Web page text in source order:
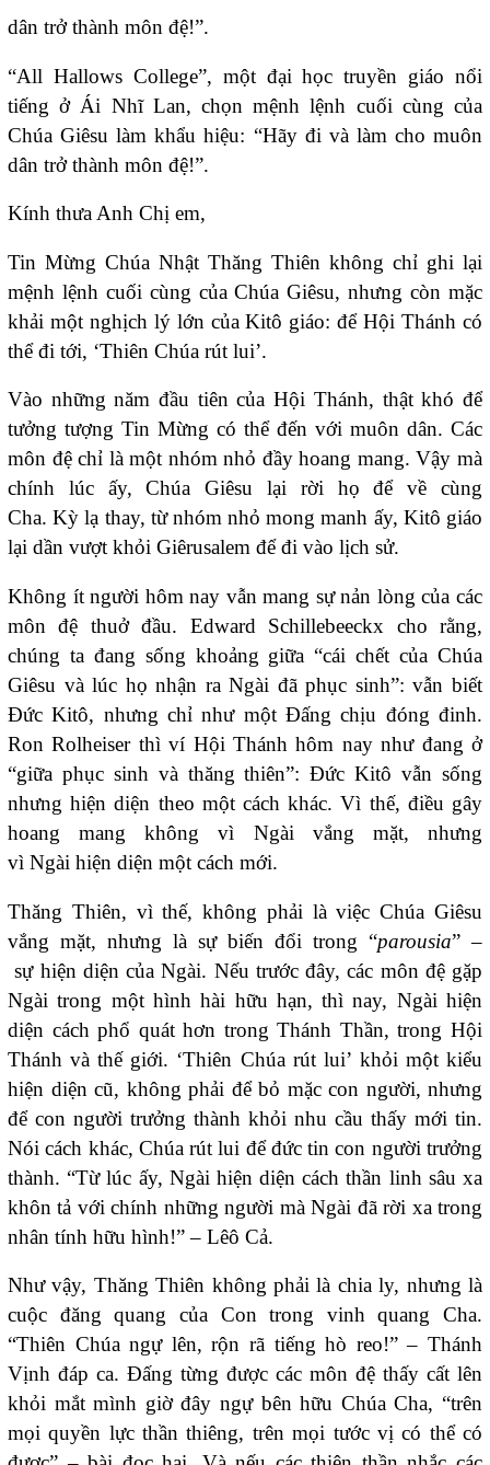
dân trở thành môn đệ!”.
“All Hallows College”, một đại học truyền giáo nổi
tiếng ở Ái Nhĩ Lan, chọn mệnh lệnh cuối cùng của
Chúa Giêsu làm khẩu hiệu: “Hãy đi và làm cho muôn
dân trở thành môn đệ!”.
Kính thưa Anh Chị em,
Tin Mừng Chúa Nhật Thăng Thiên không chỉ ghi lại
mệnh lệnh cuối cùng của Chúa Giêsu, nhưng còn mặc
khải một nghịch lý lớn của Kitô giáo: để Hội Thánh có
thể đi tới, ‘Thiên Chúa rút lui’.
Vào những năm đầu tiên của Hội Thánh, thật khó để
tưởng tượng Tin Mừng có thể đến với muôn dân. Các
môn đệ chỉ là một nhóm nhỏ đầy hoang mang. Vậy mà
chính lúc ấy, Chúa Giêsu lại rời họ để về cùng
Cha. Kỳ lạ thay, từ nhóm nhỏ mong manh ấy, Kitô giáo
lại dần vượt khỏi Giêrusalem để đi vào lịch sử.
Không ít người hôm nay vẫn mang sự nản lòng của các
môn đệ thuở đầu. Edward Schillebeeckx cho rằng,
chúng ta đang sống khoảng giữa “cái chết của Chúa
Giêsu và lúc họ nhận ra Ngài đã phục sinh”: vẫn biết
Đức Kitô, nhưng chỉ như một Đấng chịu đóng đinh.
Ron Rolheiser thì ví Hội Thánh hôm nay như đang ở
“giữa phục sinh và thăng thiên”: Đức Kitô vẫn sống
nhưng hiện diện theo một cách khác. Vì thế, điều gây
hoang mang không vì Ngài vắng mặt, nhưng
vì Ngài hiện diện một cách mới.
Thăng Thiên, vì thế, không phải là việc Chúa Giêsu
vắng mặt, nhưng là sự biến đổi trong “parousia” –
sự hiện diện của Ngài. Nếu trước đây, các môn đệ gặp
Ngài trong một hình hài hữu hạn, thì nay, Ngài hiện
diện cách phổ quát hơn trong Thánh Thần, trong Hội
Thánh và thế giới. ‘Thiên Chúa rút lui’ khỏi một kiểu
hiện diện cũ, không phải để bỏ mặc con người, nhưng
để con người trưởng thành khỏi nhu cầu thấy mới tin.
Nói cách khác, Chúa rút lui để đức tin con người trưởng
thành. “Từ lúc ấy, Ngài hiện diện cách thần linh sâu xa
khôn tả với chính những người mà Ngài đã rời xa trong
nhân tính hữu hình!” – Lêô Cả.
Như vậy, Thăng Thiên không phải là chia ly, nhưng là
cuộc đăng quang của Con trong vinh quang Cha.
“Thiên Chúa ngự lên, rộn rã tiếng hò reo!” – Thánh
Vịnh đáp ca. Đấng từng được các môn đệ thấy cất lên
khỏi mắt mình giờ đây ngự bên hữu Chúa Cha, “trên
mọi quyền lực thần thiêng, trên mọi tước vị có thể có